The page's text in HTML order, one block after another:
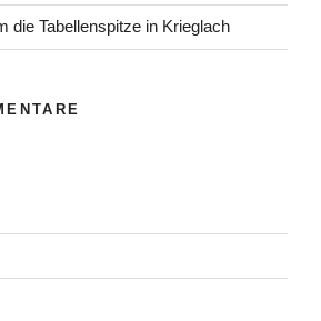
die Tabellenspitze in Krieglach